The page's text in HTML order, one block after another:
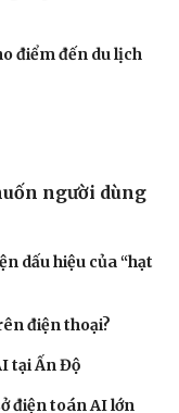
doanh số phòng
người Tày
Phát huy hiệu quả
ngữ văn hóa
Nam tăng
thiên đường ẩm